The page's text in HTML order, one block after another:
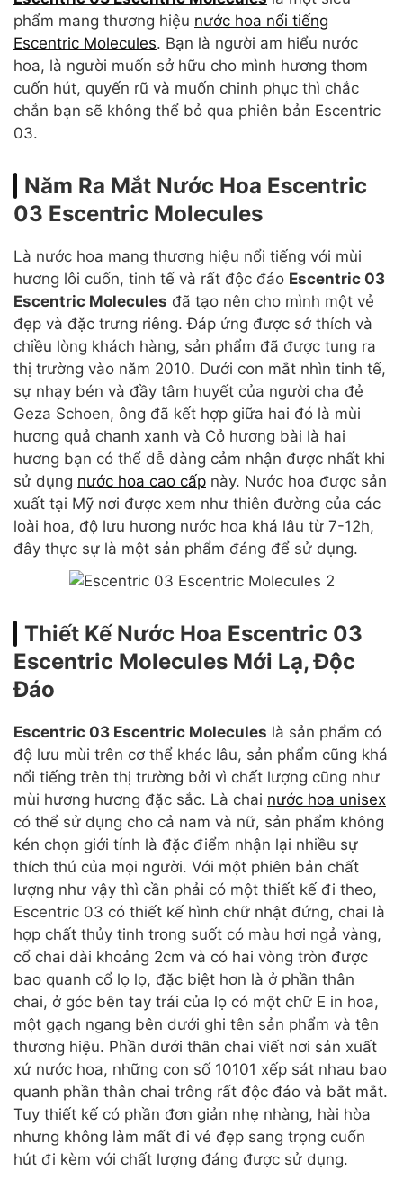
phẩm mang thương hiệu nước hoa nổi tiếng
Escentric Molecules. Bạn là người am hiểu nước
hoa, là người muốn sở hữu cho mình hương thơm
cuốn hút, quyến rũ và muốn chinh phục thì chắc
chắn bạn sẽ không thể bỏ qua phiên bản Escentric
03.
Năm Ra Mắt Nước Hoa Escentric
03 Escentric Molecules
Là nước hoa mang thương hiệu nổi tiếng với mùi
hương lôi cuốn, tinh tế và rất độc đáo Escentric 03
Escentric Molecules đã tạo nên cho mình một vẻ
đẹp và đặc trưng riêng. Đáp ứng được sở thích và
chiều lòng khách hàng, sản phẩm đã được tung ra
thị trường vào năm 2010. Dưới con mắt nhìn tinh tế,
sự nhạy bén và đầy tâm huyết của người cha đẻ
Geza Schoen, ông đã kết hợp giữa hai đó là mùi
hương quả chanh xanh và Cỏ hương bài là hai
hương bạn có thể dễ dàng cảm nhận được nhất khi
sử dụng nước hoa cao cấp này. Nước hoa được sản
xuất tại Mỹ nơi được xem như thiên đường của các
loài hoa, độ lưu hương nước hoa khá lâu từ 7-12h,
đây thực sự là một sản phẩm đáng để sử dụng.
Thiết Kế Nước Hoa Escentric 03
Escentric Molecules Mới Lạ, Độc
Đáo
Escentric 03 Escentric Molecules là sản phẩm có
độ lưu mùi trên cơ thể khác lâu, sản phẩm cũng khá
nổi tiếng trên thị trường bởi vì chất lượng cũng như
mùi hương hương đặc sắc. Là chai nước hoa unisex
có thể sử dụng cho cả nam và nữ, sản phẩm không
kén chọn giới tính là đặc điểm nhận lại nhiều sự
thích thú của mọi người. Với một phiên bản chất
lượng như vậy thì cần phải có một thiết kế đi theo,
Escentric 03 có thiết kế hình chữ nhật đứng, chai là
hợp chất thủy tinh trong suốt có màu hơi ngả vàng,
cổ chai dài khoảng 2cm và có hai vòng tròn được
bao quanh cổ lọ lọ, đặc biệt hơn là ở phần thân
chai, ở góc bên tay trái của lọ có một chữ E in hoa,
một gạch ngang bên dưới ghi tên sản phẩm và tên
thương hiệu. Phần dưới thân chai viết nơi sản xuất
xứ nước hoa, những con số 10101 xếp sát nhau bao
quanh phần thân chai trông rất độc đáo và bắt mắt.
Tuy thiết kế có phần đơn giản nhẹ nhàng, hài hòa
nhưng không làm mất đi vẻ đẹp sang trọng cuốn
hút đi kèm với chất lượng đáng được sử dụng.